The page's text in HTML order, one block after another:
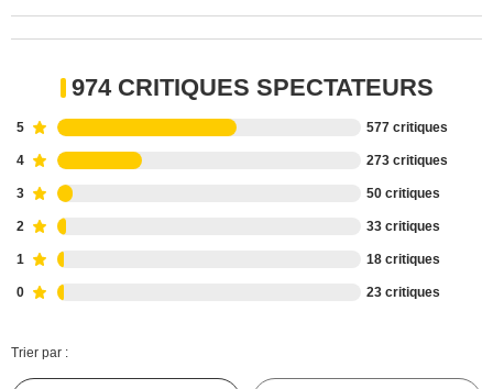
974 CRITIQUES SPECTATEURS
5 577 critiques
4 273 critiques
3 50 critiques
2 33 critiques
1 18 critiques
0 23 critiques
Trier par :